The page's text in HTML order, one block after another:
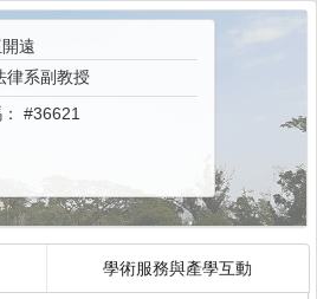
遠
律系副教授
#36621
學術服務與產學互動